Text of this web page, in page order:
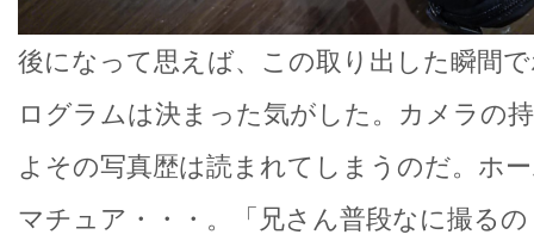
後になって思えば、この取り出した瞬間
ログラムは決まった気がした。カメラの
よその写真歴は読まれてしまうのだ。ホ
マチュア・・・。「兄さん普段なに撮る